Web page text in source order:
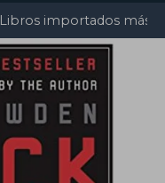
Libros importados más